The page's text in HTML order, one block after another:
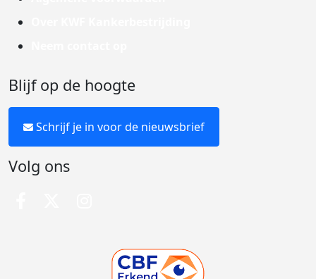
Blijf op de hoogte
Schrijf je in voor de nieuwsbrief
Volg ons